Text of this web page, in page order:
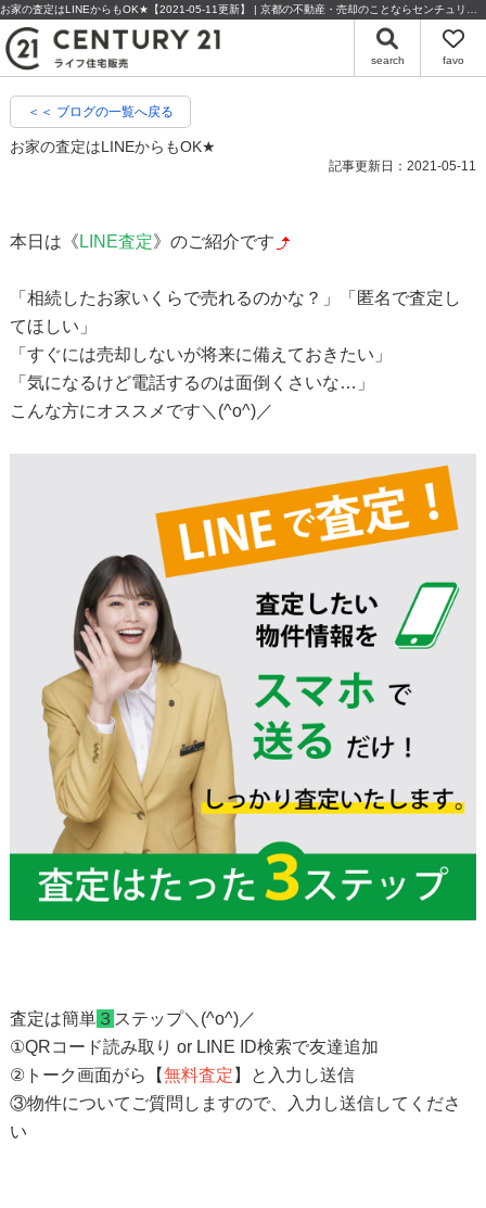
search favo
＜＜ ブログの一覧へ戻る
お家の査定はLINEからもOK★
記事更新日：2021-05-11
本日は《 LINE査定》のご紹介です
「相続したお家いくらで売れるのかな？」「匿名で査定し
てほしい」
「すぐには売却しないが将来に備えておきたい」
「気になるけど電話するのは面倒くさいな…」
こんな方にオススメです＼(^o^)／
査定は簡単３ ステップ＼(^o^)／
①QRコード読み取り or LINE ID検索で友達追加
②トーク画面がら【無料査定 】と入力し送信
③物件についてご質問しますので、入力し送信してくださ
い